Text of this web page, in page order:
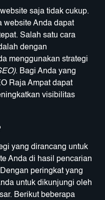
saja tidak cukup.
website Anda dapat
Salah satu cara
dengan
menggunakan strategi
. Bagi Anda yang
Raja Ampat dapat
visibilitas
yang dirancang untuk
Anda di hasil pencarian
peringkat yang
untuk dikunjungi oleh
Berikut beberapa